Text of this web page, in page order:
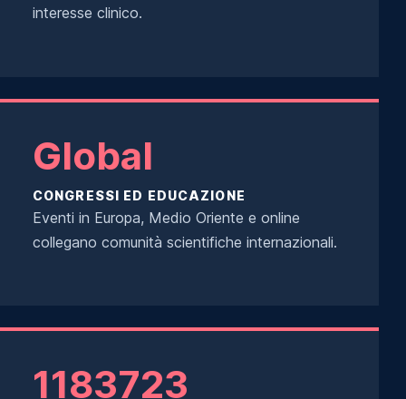
interesse clinico.
Global
CONGRESSI ED EDUCAZIONE
Eventi in Europa, Medio Oriente e online
collegano comunità scientifiche internazionali.
1183723